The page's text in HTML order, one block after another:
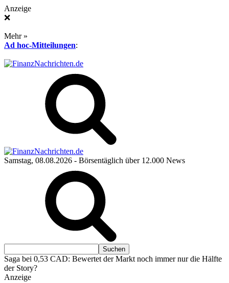
Anzeige
❌
Mehr »
Ad hoc-Mitteilungen:
Samstag, 08.08.2026 - Börsentäglich über 12.000 News
Saga bei 0,53 CAD: Bewertet der Markt noch immer nur die Hälfte
der Story?
Anzeige